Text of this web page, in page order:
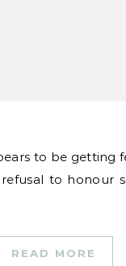
to be getting
refusal to honour
READ MORE